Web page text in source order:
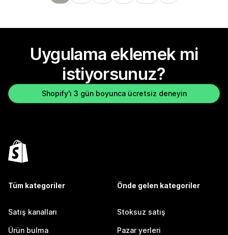
Uygulama eklemek mi
istiyorsunuz?
Shopify'ı 3 gün boyunca ücretsiz deneyin
Tüm kategoriler
Satış kanalları
Ürün bulma
Önde gelen kategoriler
Stoksuz satış
Pazar yerleri